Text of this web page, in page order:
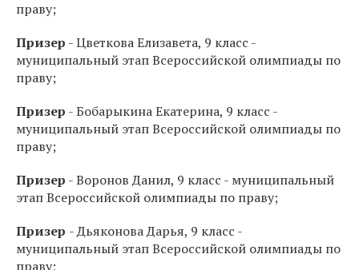
праву;
Призер - Цветкова Елизавета, 9 класс -
муниципальный этап Всероссийской олимпиады по
праву;
Призер - Бобарыкина Екатерина, 9 класс -
муниципальный этап Всероссийской олимпиады по
праву;
Призер - Воронов Данил, 9 класс - муниципальный
этап Всероссийской олимпиады по праву;
Призер - Дьяконова Дарья, 9 класс -
муниципальный этап Всероссийской олимпиады по
праву;